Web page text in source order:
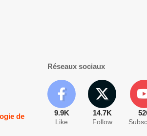
de
Réseaux sociaux
9.9K
Like
14.7K
Follow